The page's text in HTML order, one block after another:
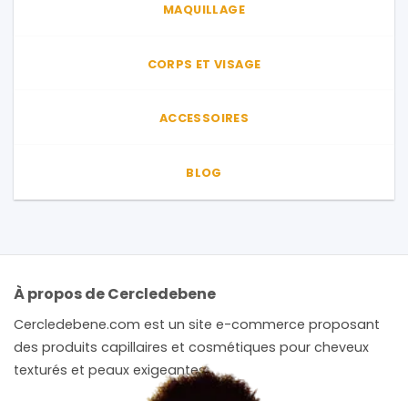
MAQUILLAGE
CORPS ET VISAGE
ACCESSOIRES
BLOG
À propos de Cercledebene
Cercledebene.com est un site e-commerce proposant
des produits capillaires et cosmétiques pour cheveux
texturés et peaux exigeantes.